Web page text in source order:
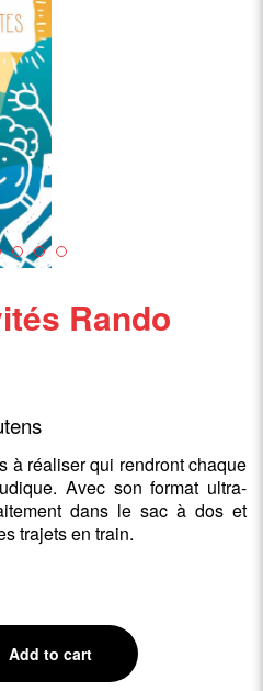
Rando
à réaliser qui rendront chaque
Avec son format ultra-
dans le sac à dos et
trajets en train.
Add to cart